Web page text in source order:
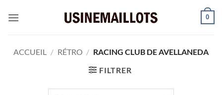
0
ACCUEIL / RÉTRO / RACING CLUB DE AVELLANEDA
FILTRER